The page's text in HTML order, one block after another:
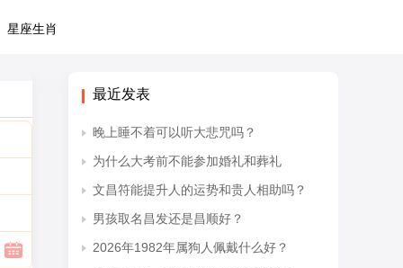
星座生肖
最近发表
晚上睡不着可以听大悲咒吗？
为什么大考前不能参加婚礼和葬礼
文昌符能提升人的运势和贵人相助吗？
男孩取名昌发还是昌顺好？
2026年1982年属狗人佩戴什么好？